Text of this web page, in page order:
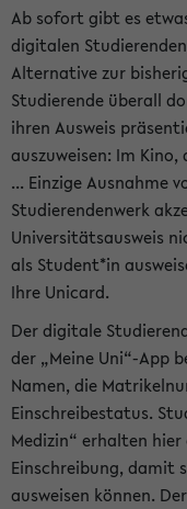
Ab sofort gibt es
digitalen
Alternative zur
Studierende überall
ihren Ausweis
auszuweisen: Im
... Einzige Ausnahme
Studierendenwerk
Universitätsausweis
als Student*in
Ihre Unicard.
Der digitale
der „Meine Uni“-App
Namen, die
Einschreibestatus.
Medizin“ erhalten
Einschreibung, damit
ausweisen können.